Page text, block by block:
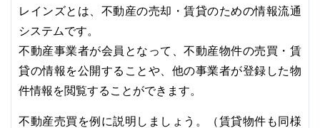
レインズとは、不動産の売却・賃貸のための情報流通
システムです。
不動産事業者が会員となって、不動産物件の売買・賃
貸の情報を公開することや、他の事業者が登録した物
件情報を閲覧することができます。
不動産売買を例に説明しましょう。（賃貸物件も同様